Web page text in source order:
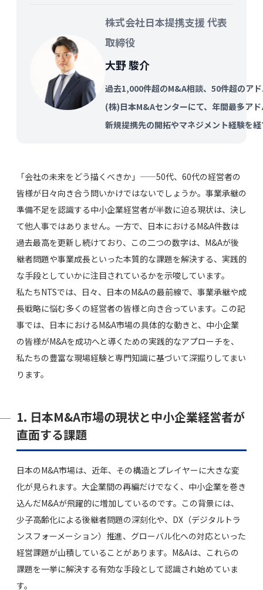
株式会社日本提携支援 代表
取締役
大野 駿介
過去1,000件超のM&A相談、50件超のア
(株)日本M&Aセンターにて、年間最多ア
新規提携先の開拓やマネジメント経験を
「会社の未来をどう描くべきか」——50代、60代の経営者の
皆様が日々向き合う問いかけではないでしょうか。事業承継の
準備不足を認識する中小企業経営者が半数に迫る現状は、決し
て他人事ではありません。一方で、日本におけるM&A件数は
過去最高を更新し続けており、この二つの数字は、M&Aが後
継者問題や事業成長といった本質的な課題を解決する、実践的
な手段としていかに注目されているかを示唆しています。
私たちNTSでは、日々、日本のM&Aの最前線で、事業承継や成
長戦略に悩む多くの経営者の皆様と向き合っています。この記
事では、日本におけるM&A市場の具体的な動きと、中小企業
の皆様がM&Aを成功へと導くための実践的なアプローチを、
私たちの豊富な現場経験と専門知識に基づいて深掘りしてまい
ります。
1. 日本M&A市場の現状と中小企業経営者が
直面する課題
日本のM&A市場は、近年、その構造とプレイヤーに大きな変
化が見られます。大企業間の再編だけでなく、中小企業を巻き
込んだM&Aが飛躍的に増加しているのです。この背景には、
少子高齢化による後継者問題の深刻化や、DX（デジタルトラ
ンスフォーメーション）推進、グローバル化への対応といった
経営課題が山積していることがあります。M&Aは、これらの
課題を一挙に解決する有効な手段として認識され始めていま
す。